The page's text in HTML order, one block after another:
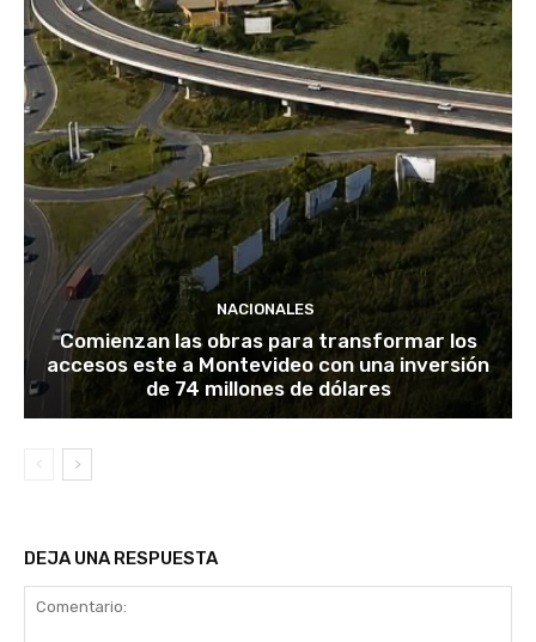
NACIONALES
Comienzan las obras para transformar los
accesos este a Montevideo con una inversión
de 74 millones de dólares
DEJA UNA RESPUESTA